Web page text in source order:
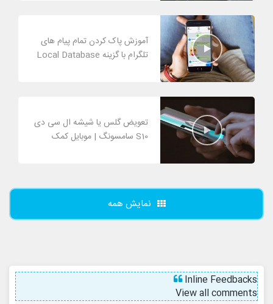
آموزش پاک کردن تمام پیام های
تلگرام با گزینه Local Database
تعویض گلس یا شیشه ال سی دی
S10 سامسونگ | موبایل کمک
نمایش همه
Inline Feedbacks
View all comments